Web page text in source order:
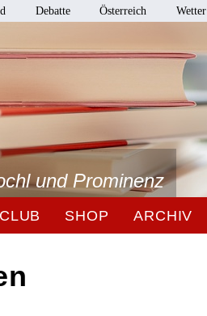
Debatte Österreich Wetter
und Prominenz
CLUB SHOP ARCHIV